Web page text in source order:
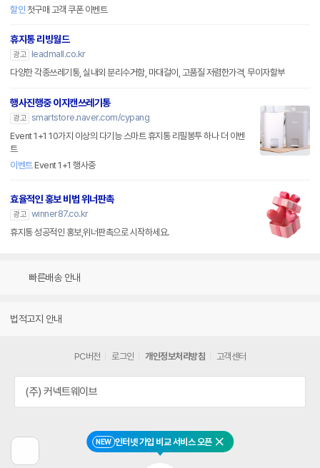
NEW 인터넷 가입 비교 서비스 오픈 닫기
할인 첫구매 고객 쿠폰 이벤트
휴지통 리빙월드
광고
leadmall.co.kr
다양한 각종쓰레기통, 실내외 분리수거함, 마대걸이, 고품질 저렴한가격, 무이자할부
행사진행중 이지캔쓰레기통
광고 smartstore.naver.com/cypang
Event 1+1 10가지 이상의 다기능 스마트 휴지통 리필봉투 하나 더 이벤
트
이벤트Event 1+1 행사중
효율적인 홍보 비법 위너판촉
광고 winner87.co.kr
휴지통 성공적인 홍보,위너판촉으로 시작하세요.
빠른배송 안내
법적고지 안내
전
PC버전 로그인 개인정보처리방침 고객센터
(주) 커넥트웨이브